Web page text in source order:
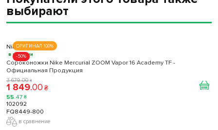
выбирают
ОРИГИНАЛ 100%
-50%
Nike
в наличии
Сороконожки Nike Mercurial ZOOM Vapor 16 Academy TF -
Официальная Продукция
3 679.00 ₴
1 849.00 ₴
55.47 ₴
102092
FQ8449-800
в сравнение